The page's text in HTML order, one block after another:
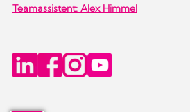
Teamassistent: Alex Himmel